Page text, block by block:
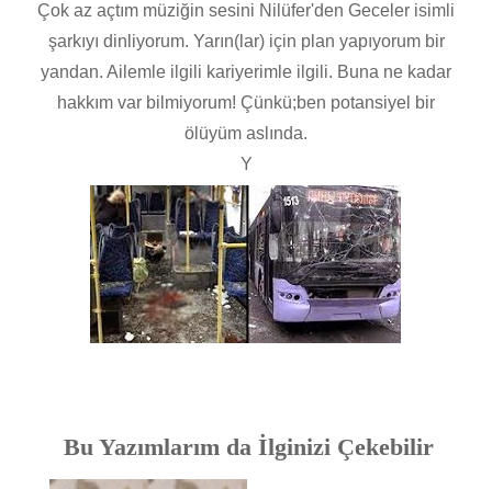
Çok az açtım müziğin sesini Nilüfer'den Geceler isimli
şarkıyı dinliyorum. Yarın(lar) için plan yapıyorum bir
yandan. Ailemle ilgili kariyerimle ilgili. Buna ne kadar
hakkım var bilmiyorum! Çünkü;ben potansiyel bir
ölüyüm aslında.
Y
Bu Yazımlarım da İlginizi Çekebilir